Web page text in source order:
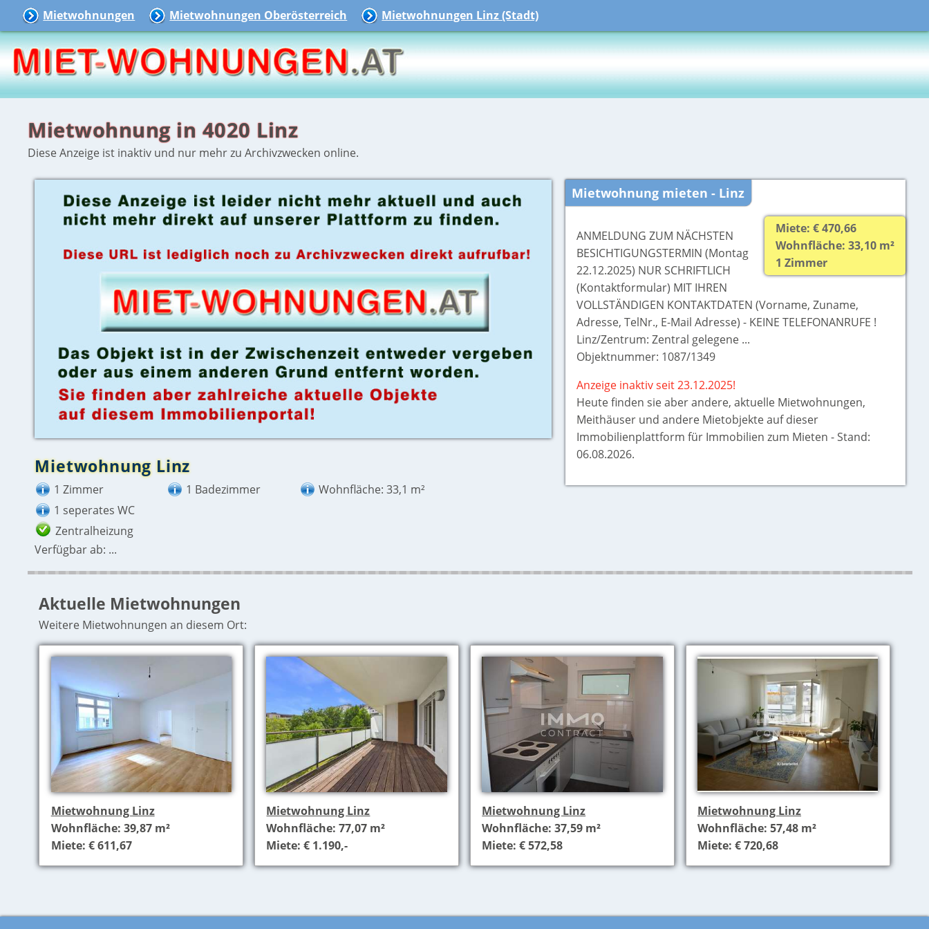
Mietwohnungen Mietwohnungen Oberösterreich Mietwohnungen Linz (Stadt)
Mietwohnung in 4020 Linz
Diese Anzeige ist inaktiv und nur mehr zu Archivzwecken online.
Mietwohnung Linz
1 Zimmer 1 Badezimmer
Wohnfläche: 33,1 m²
1 seperates WC
Zentralheizung
Verfügbar ab: ...
Mietwohnung mieten - Linz
Miete: € 470,66
Wohnfläche: 33,10 m²
1 Zimmer
ANMELDUNG ZUM NÄCHSTEN
BESICHTIGUNGSTERMIN (Montag
22.12.2025) NUR SCHRIFTLICH
(Kontaktformular) MIT IHREN
VOLLSTÄNDIGEN KONTAKTDATEN (Vorname, Zuname,
Adresse, TelNr., E-Mail Adresse) - KEINE TELEFONANRUFE !
Linz/Zentrum: Zentral gelegene ...
Objektnummer: 1087/1349
Anzeige inaktiv seit 23.12.2025!
Heute finden sie aberandere, aktuelle Mietwohnungen,
Meithäuser und andere Mietobjekte auf dieser
Immobilienplattform für Immobilien zum Mieten - Stand:
06.08.2026.
Aktuelle Mietwohnungen
Weitere Mietwohnungen an diesem Ort:
Mietwohnung Linz
Wohnfläche: 39,87 m²
Miete: € 611,67
Mietwohnung Linz
Wohnfläche: 77,07 m²
Miete: € 1.190,-
Mietwohnung Linz
Wohnfläche: 37,59 m²
Miete: € 572,58
Mietwohnung Linz
Wohnfläche: 57,48 m²
Miete: € 720,68